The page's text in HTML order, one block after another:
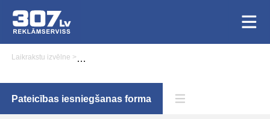
Laikrakstu izvēlne >
Pateicības iesniegšanas forma